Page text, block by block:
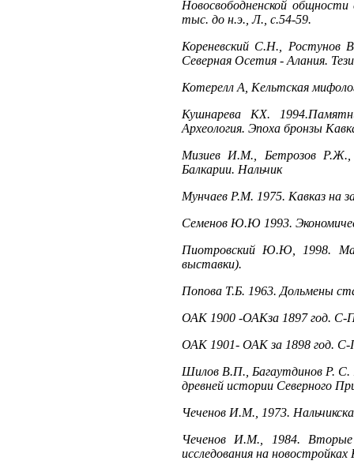
Новосвободненской
тыс. до н.э., Л., с.54-59.
Кореневский С.Н., Ростунов
Северная Осетия - Алания.
Котерелл А, Кельтская
Кушнарева КХ.
Археология. Эпоха бронзы
Мизиев И.М., Бетрозов Р.Ж.,
Балкарии. Нальчик
Мунчаев P.M. 1975. Кавказ на
Семенов Ю.Ю 1993.
Пиотровский Ю.Ю, 1998.
выставки).
Попова Т.Б. 1963. Дольмены
ОАК 1900 -ОАКза 1897 год. С-
ОАК 1901- ОАК за 1898 год.
Шилов В.П., Багаутдинов Р. С.
древней истории Северного
Чеченов И.М., 1973.
Чеченов И.М., 1984. Вторые
исследования на